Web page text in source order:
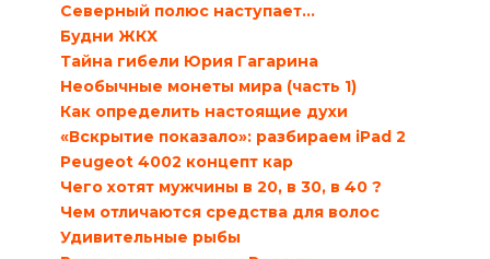
Северный полюс наступает…
Будни ЖКХ
Тайна гибели Юрия Гагарина
Необычные монеты мира (часть 1)
Как определить настоящие духи
«Вскрытие показало»: разбираем iPad 2
Peugeot 4002 концепт кар
Чего хотят мужчины в 20, в 30, в 40 ?
Чем отличаются средства для волос
Удивительные рыбы